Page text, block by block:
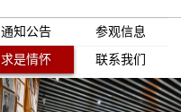
通知公告 参观信息
求是情怀 联系我们